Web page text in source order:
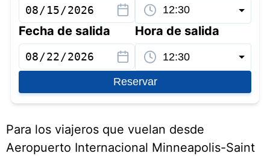
Fecha de salida Hora de salida
Reservar
Para los viajeros que vuelan desde
Aeropuerto Internacional Minneapolis-Saint